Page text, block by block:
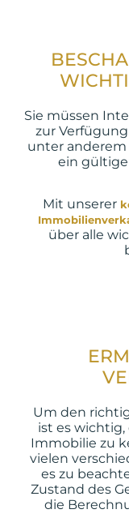
Sie müssen
zur
unter
ein
Mit unserer
über alle
Um den
ist es
Immobilie zu
vielen
es zu
Zustand des
die